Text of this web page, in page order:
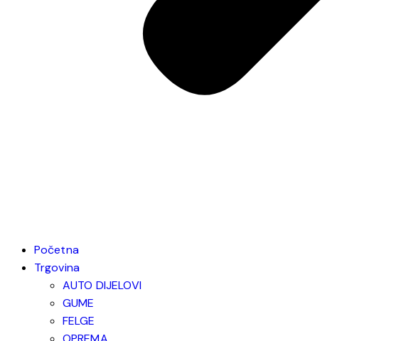
Početna
Trgovina
AUTO DIJELOVI
GUME
FELGE